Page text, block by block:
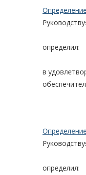
определил:
в
определил: